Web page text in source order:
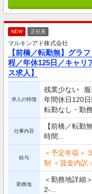
NEW 正社員
マルキンアド株式会社
【前橋／転勤無】グラ
程／年休125日／キャリ
ス求人】
求人の特徴
残業少ない
年間休日120日
転勤なし・勤
仕事内容
【前橋／転勤
時間...
給与
＜予定年収＞
制 ＜賃金内訳
勤務地
＜勤務地詳細
2-...